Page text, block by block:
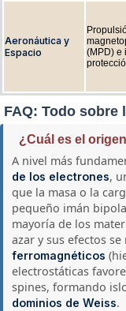
Aeronáutica y
Espacio
(MPD) e
FAQ: Todo sobre
¿Cuál es el
A nivel más
de los electrones,
que la masa o la
pequeño imán
mayoría de los
azar y sus efectos
ferromagnéticos
electrostáticas
spines, formando
dominios de Weiss.